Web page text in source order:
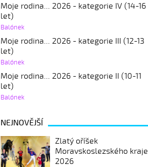
Moje rodina... 2026 - kategorie IV (14-16
let)
Balónek
Moje rodina... 2026 - kategorie III (12-13
let)
Balónek
Moje rodina... 2026 - kategorie II (10-11
let)
Balónek
NEJNOVĚJŠÍ
Zlatý oříšek
Moravskoslezského kraje
2026